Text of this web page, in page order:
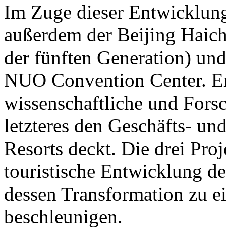
Im Zuge dieser
außerdem der Beijing
der fünften Generation)
NUO Convention Center.
wissenschaftliche und
letzteres den Geschäfts-
Resorts deckt. Die drei
touristische Entwicklung
dessen Transformation zu
beschleunigen.